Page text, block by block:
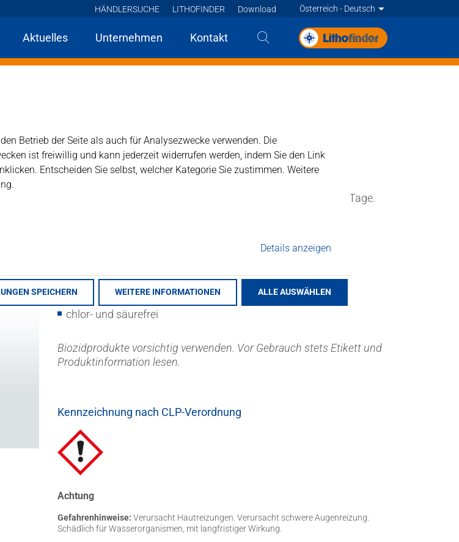
Betrieb der Seite als auch für Analysezwecke verwenden. Die
ist freiwillig und kann jederzeit widerrufen werden, indem Sie den Link
Entscheiden Sie selbst, welcher Kategorie Sie zustimmen. Weitere
Details anzeigen
SPEICHERN WEITERE INFORMATIONEN ALLE AUSWÄHLEN
HÄNDLERSUCHE LITHOFINDER Download
Österreich - Deutsch
Deutsch
Deutsch
Deutsch Francais
Aktuelles Unternehmen Kontakt
und anderen Steinflächen im Außenbereich innerhalb weniger Tage.
Produkttyp: mildalkalischer Spezialreiniger
leicht anzuwenden
gebrauchsfertig
chlor- und säurefrei
Biozidprodukte vorsichtig verwenden. Vor Gebrauch stets Etikett und
Produktinformation lesen.
Kennzeichnung nach CLP-Verordnung
Achtung
Gefahrenhinweise: Verursacht Hautreizungen. Verursacht schwere Augenreizung.
Schädlich für Wasserorganismen, mit langfristiger Wirkung.